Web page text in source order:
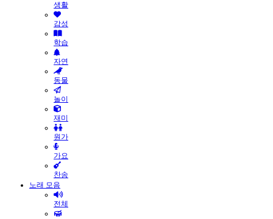
생활
감성
학습
자연
동물
놀이
재미
원가
가요
찬송
노래 모음
전체